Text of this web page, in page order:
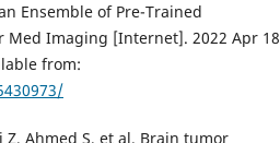
Ensemble of Pre-Trained
Med Imaging [Internet]. 2022 Apr 18
from:
Z, Ahmed S, et al. Brain tumor